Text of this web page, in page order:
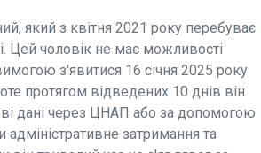
який з квітня 2021 року перебуває
Цей чоловік не має можливості
з'явитися 16 січня 2025 року
протягом відведених 10 днів він
дані через ЦНАП або за допомогою
адміністративне затримання та